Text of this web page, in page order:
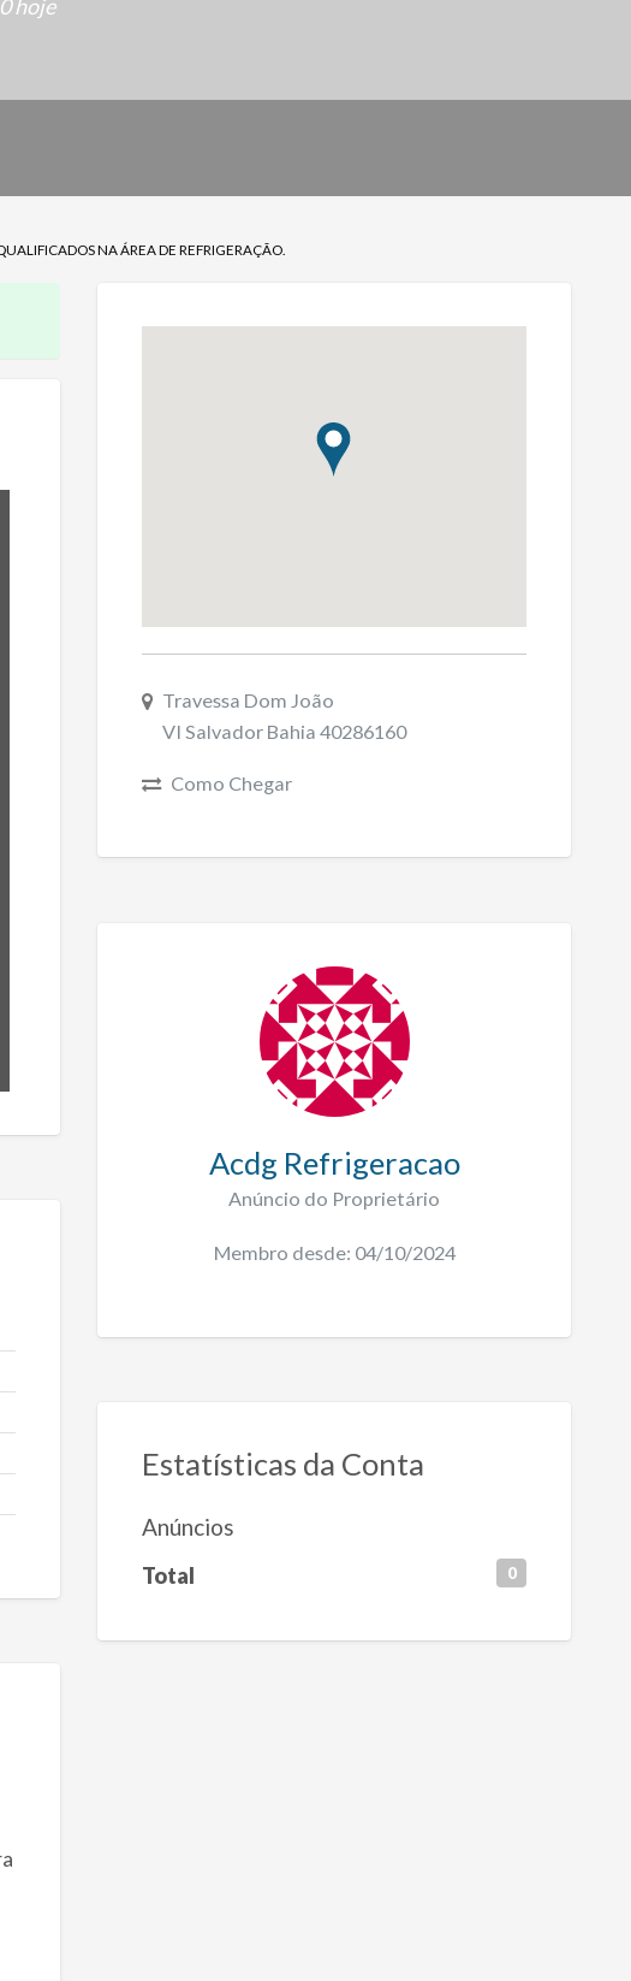
hoje
NA ÁREA DE REFRIGERAÇÃO.
Travessa Dom João
VI Salvador Bahia 40286160
Como Chegar
Acdg Refrigeracao
Anúncio do Proprietário
Membro desde: 04/10/2024
Estatísticas da Conta
Anúncios
Total 0